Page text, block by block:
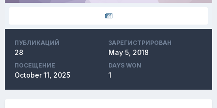
ПУБЛИКАЦИЙ
28
ЗАРЕГИСТРИРОВАН
May 5, 2018
ПОСЕЩЕНИЕ
October 11, 2025
DAYS WON
1